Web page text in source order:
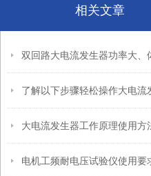
相关文章
了解以下步骤轻松操作大电流
大电流发生器工作原理使用方